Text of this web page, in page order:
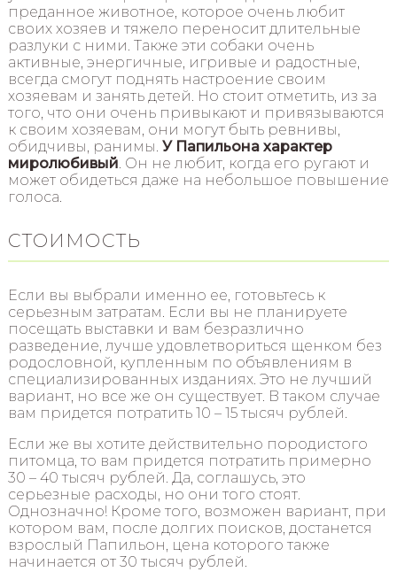
преданное животное, которое очень любит
своих хозяев и тяжело переносит длительные
разлуки с ними. Также эти собаки очень
активные, энергичные, игривые и радостные,
всегда смогут поднять настроение своим
хозяевам и занять детей. Но стоит отметить, из за
того, что они очень привыкают и привязываются
к своим хозяевам, они могут быть ревнивы,
обидчивы, ранимы. У Папильона характер
миролюбивый . Он не любит, когда его ругают и
может обидеться даже на небольшое повышение
голоса.
СТОИМОСТЬ
Если вы выбрали именно ее, готовьтесь к
серьезным затратам. Если вы не планируете
посещать выставки и вам безразлично
разведение, лучше удовлетвориться щенком без
родословной, купленным по объявлениям в
специализированных изданиях. Это не лучший
вариант, но все же он существует. В таком случае
вам придется потратить 10 – 15 тысяч рублей.
Если же вы хотите действительно породистого
питомца, то вам придется потратить примерно
30 – 40 тысяч рублей. Да, соглашусь, это
серьезные расходы, но они того стоят.
Однозначно! Кроме того, возможен вариант, при
котором вам, после долгих поисков, достанется
взрослый Папильон, цена которого также
начинается от 30 тысяч рублей.